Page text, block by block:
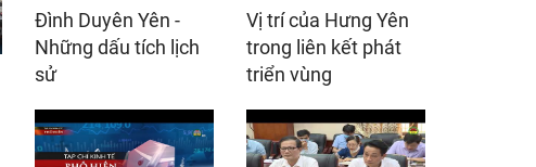
Đình Duyên Yên -
Những dấu tích lịch
sử
Vị trí của Hưng Yên
trong liên kết phát
triển vùng